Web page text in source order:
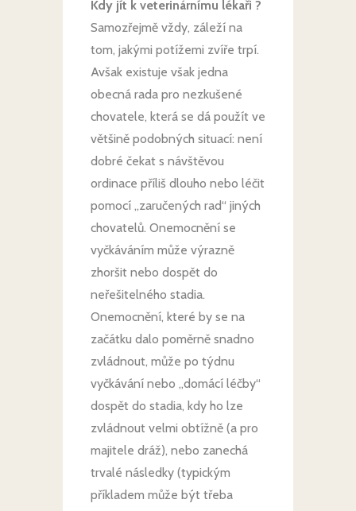
Kdy jít k veterinárnímu lékaři ?
Samozřejmě vždy, záleží na
tom, jakými potížemi zvíře trpí.
Avšak existuje však jedna
obecná rada pro nezkušené
chovatele, která se dá použít ve
většině podobných situací: není
dobré čekat s návštěvou
ordinace příliš dlouho nebo léčit
pomocí „zaručených rad“ jiných
chovatelů. Onemocnění se
vyčkáváním může výrazně
zhoršit nebo dospět do
neřešitelného stadia.
Onemocnění, které by se na
začátku dalo poměrně snadno
zvládnout, může po týdnu
vyčkávání nebo „domácí léčby“
dospět do stadia, kdy ho lze
zvládnout velmi obtížně (a pro
majitele dráž), nebo zanechá
trvalé následky (typickým
příkladem může být třeba